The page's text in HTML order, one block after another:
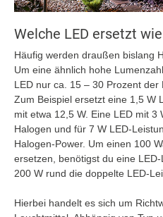
Welche LED ersetzt
Häufig werden draußen bislang
Um eine ähnlich hohe
LED nur ca. 15 – 30 Prozent der
Zum Beispiel ersetzt eine 1,5 W
mit etwa 12,5 W. Eine LED mit 3
Halogen und für 7 W LED-
Halogen-Power. Um einen 100
ersetzen, benötigst du eine
200 W rund die doppelte LED-
Hierbei handelt es sich um